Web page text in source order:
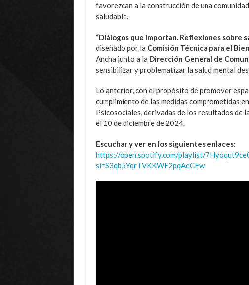
favorezcan a la construcción de una
saludable.
“Diálogos que importan. Reflexiones sobre
diseñado por la Comisión Técnica para el
Ancha junto a la Dirección General de
sensibilizar y problematizar la salud mental
Lo anterior, con el propósito de promover
cumplimiento de las medidas comprometidas
Psicosociales, derivadas de los resultados de
el 10 de diciembre de 2024.
Escuchar y ver en los siguientes enlaces:
https://open.spotify.com/playlist/
si=S3qb5YqrTVKKWF2pqAeCFw